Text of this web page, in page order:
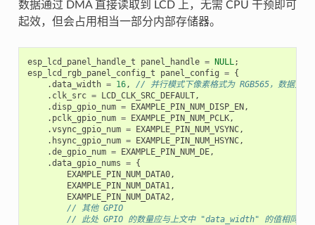
数据通过 DMA 直接读取到 LCD 上，无需 CPU 干预即可
起效，但会占用相当一部分内部存储器。
esp_lcd_panel_handle_t panel_handle = NULL;
esp_lcd_rgb_panel_config_t
panel_config = {
.data_width = 16,
// 并行模式下像素格式为 RGB565，数据宽
. clk_src = LCD_CLK_SRC_DEFAULT,
.disp_gpio_num = EXAMPLE_PIN_NUM_DISP_EN,
. pclk_gpio_num = EXAMPLE_PIN_NUM_PCLK,
.vsync_gpio_num = EXAMPLE_PIN_NUM_VSYNC,
. hsync_gpio_num = EXAMPLE_PIN_NUM_HSYNC,
.de_gpio_num = EXAMPLE_PIN_NUM_DE,
.data_gpio_nums = {
EXAMPLE_PIN_NUM_DATA0,
EXAMPLE_PIN_NUM_DATA1,
EXAMPLE_PIN_NUM_DATA2,
// 其他 GPIO
// 此处 GPIO 的数量应与上文中 "data_width" 的值相同